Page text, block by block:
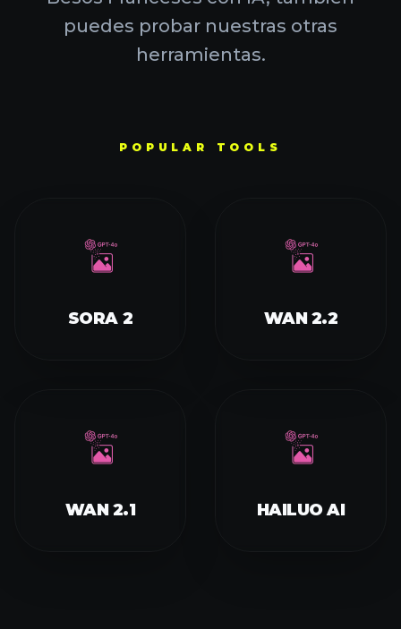
puedes probar nuestras otras
herramientas.
POPULAR TOOLS
SORA 2 WAN 2.2
WAN 2.1 HAILUO AI